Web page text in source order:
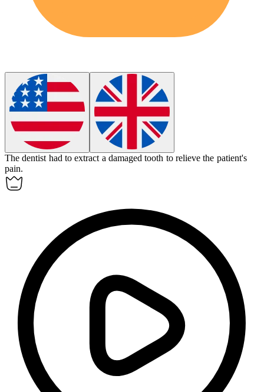
The dentist had toextract a damaged tooth to relieve the patient's
pain.